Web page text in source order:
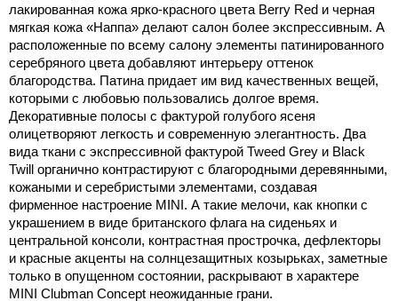
лакированная кожа ярко-красного цвета Berry Red и черная
мягкая кожа «Наппа» делают салон более экспрессивным. А
расположенные по всему салону элементы патинированного
серебряного цвета добавляют интерьеру оттенок
благородства. Патина придает им вид качественных вещей,
которыми с любовью пользовались долгое время.
Декоративные полосы с фактурой голубого ясеня
олицетворяют легкость и современную элегантность. Два
вида ткани с экспрессивной фактурой Tweed Grey и Black
Twill органично контрастируют с благородными деревянными,
кожаными и серебристыми элементами, создавая
фирменное настроение MINI. А такие мелочи, как кнопки с
украшением в виде британского флага на сиденьях и
центральной консоли, контрастная прострочка, дефлекторы
и красные акценты на солнцезащитных козырьках, заметные
только в опущенном состоянии, раскрывают в характере
MINI Clubman Concept неожиданные грани.